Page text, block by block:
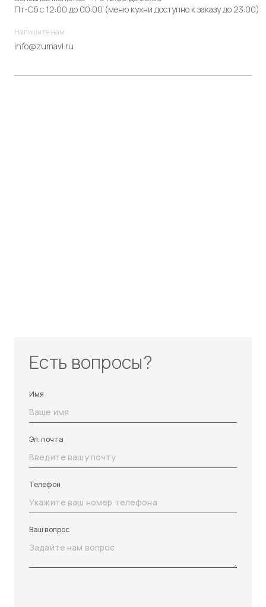
Пт-Сб с 12:00 до 00:00 (меню кухни доступно к заказу до 23:00)
Напишите нам
info@zumavl.ru
Есть вопросы?
Имя
Эл. почта
Телефон
Ваш вопрос